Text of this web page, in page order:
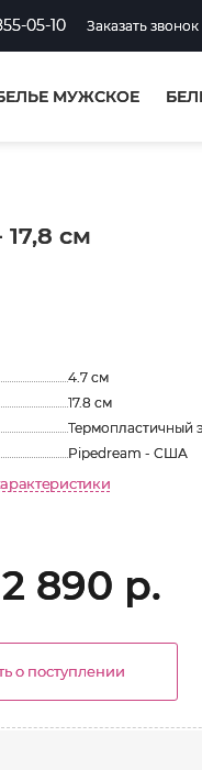
05-10 Заказать звонок
МУЖСКОЕ
см
4.7 см
17.8 см
Термопластичный
Pipedream - США
2 890 р.
о поступлении